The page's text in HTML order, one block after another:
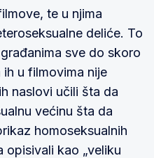
te u njima
deliće. To
sve do skoro
u filmovima nije
naslovi učili šta da
većinu šta da
homoseksualnih
opisivali kao „veliku